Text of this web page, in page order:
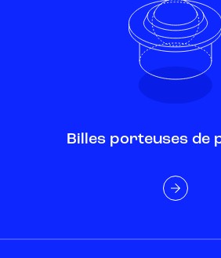
Billes porteuses de